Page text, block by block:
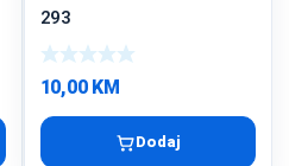
293
10,00KM
Dodaj